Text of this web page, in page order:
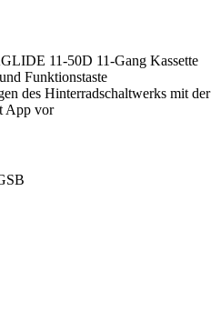
11-50D 11-Gang Kassette
Funktionstaste
des Hinterradschaltwerks mit der
App vor